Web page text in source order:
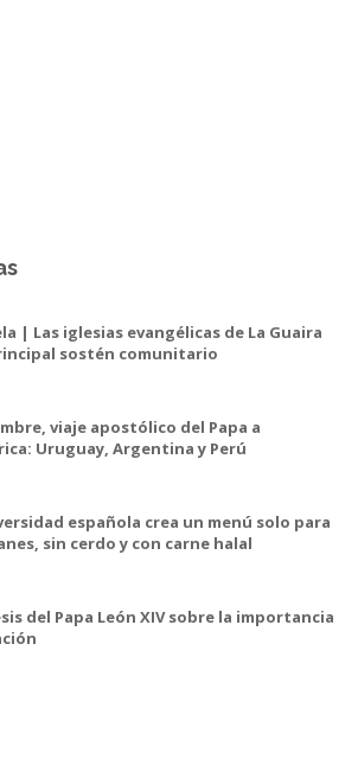
| Las iglesias evangélicas de La Guaira
sostén comunitario
viaje apostólico del Papa a
Uruguay, Argentina y Perú
española crea un menú solo para
sin cerdo y con carne halal
del Papa León XIV sobre la importancia